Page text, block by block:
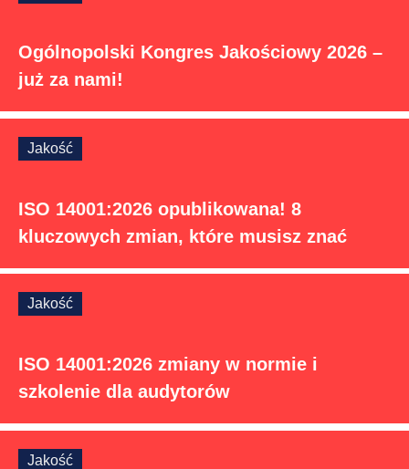
Ogólnopolski Kongres Jakościowy 2026 –
już za nami!
Jakość
ISO 14001:2026 opublikowana! 8
kluczowych zmian, które musisz znać
Jakość
ISO 14001:2026 zmiany w normie i
szkolenie dla audytorów
Jakość